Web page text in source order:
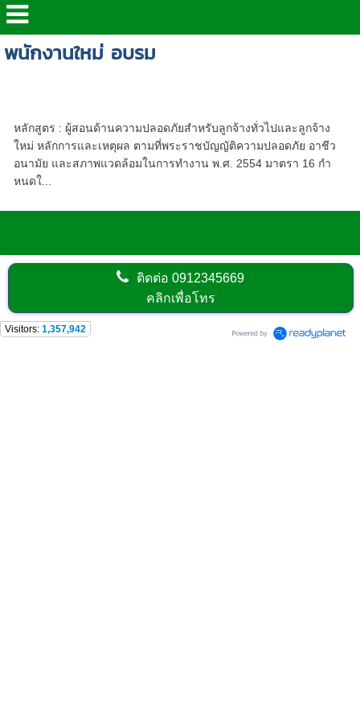
พนักงานใหม่ อบรม
หลักสูตร : ผู้สอนด้านความปลอดภัยสำหรับลูกจ้างทั่วไปและลูกจ้าง
ใหม่ หลักการและเหตุผล ตามที่พระราชบัญญัติความปลอดภัย อาชีว
อนามัย และสภาพแวดล้อมในการทำงาน พ.ศ. 2554 มาตรา 16 กำ
หนดใ...
ติดต่อ0912345669
คลิกเพื่อโทร
Visitors: 1,357,942